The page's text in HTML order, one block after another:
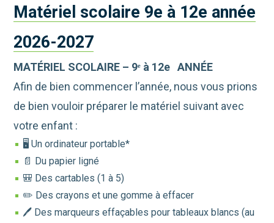
Matériel scolaire 9e à 12e année
2026-2027
MATÉRIEL SCOLAIRE – 9ᵉ à 12e ANNÉE
Afin de bien commencer l’année, nous vous prions
de bien vouloir préparer le matériel suivant avec
votre enfant :
🖥️ Un ordinateur portable*
📄 Du papier ligné
🎒 Des cartables (1 à 5)
✏️ Des crayons et une gomme à effacer
🖊️ Des marqueurs effaçables pour tableaux blancs (au